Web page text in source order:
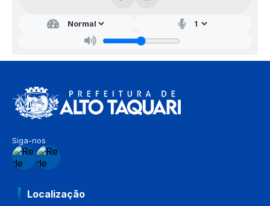
Siga-nos
Localização